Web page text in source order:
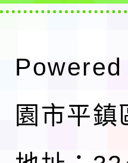
園市平